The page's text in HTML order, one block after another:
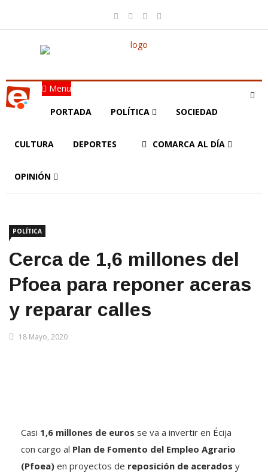
Menu
PORTADA POLÍTICA SOCIEDAD
CULTURA DEPORTES COMARCA AL DÍA
OPINIÓN
POLÍTICA
Cerca de 1,6 millones del
Pfoea para reponer aceras
y reparar calles
18 Mayo, 2020
Casi 1,6 millones de euros se va a invertir en Écija
con cargo al Plan de Fomento del Empleo Agrario
(Pfoea) en proyectos de reposición de acerados y